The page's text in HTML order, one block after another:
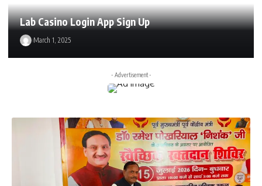
Lab Casino Login App Sign Up
March 1, 2025
- Advertisement -